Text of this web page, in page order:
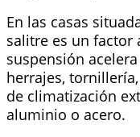
En las casas
salitre es un factor
suspensión
herrajes,
de climatización
aluminio o acero.